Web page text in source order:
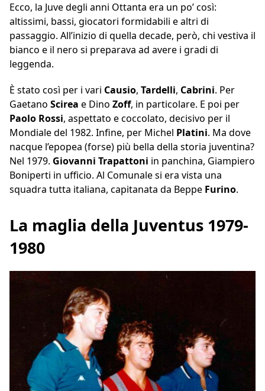
Ecco, la Juve degli anni Ottanta era un po’ così:
altissimi, bassi, giocatori formidabili e altri di
passaggio. All’inizio di quella decade, però, chi vestiva il
bianco e il nero si preparava ad avere i gradi di
leggenda.
È stato così per i vari Causio, Tardelli, Cabrini. Per
Gaetano Scirea e Dino Zoff, in particolare. E poi per
Paolo Rossi, aspettato e coccolato, decisivo per il
Mondiale del 1982. Infine, per Michel Platini. Ma dove
nacque l’epopea (forse) più bella della storia juventina?
Nel 1979. Giovanni Trapattoni in panchina, Giampiero
Boniperti in ufficio. Al Comunale si era vista una
squadra tutta italiana, capitanata da Beppe Furino.
La maglia della Juventus 1979-
1980